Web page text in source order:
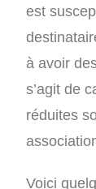
est
à avoir
s’agit de
réduites
Voici